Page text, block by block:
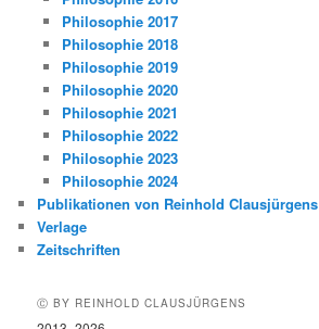
Philosophie 2017
Philosophie 2018
Philosophie 2019
Philosophie 2020
Philosophie 2021
Philosophie 2022
Philosophie 2023
Philosophie 2024
Publikationen von Reinhold Clausjürgens
Verlage
Zeitschriften
Ⓒ BY REINHOLD CLAUSJÜRGENS